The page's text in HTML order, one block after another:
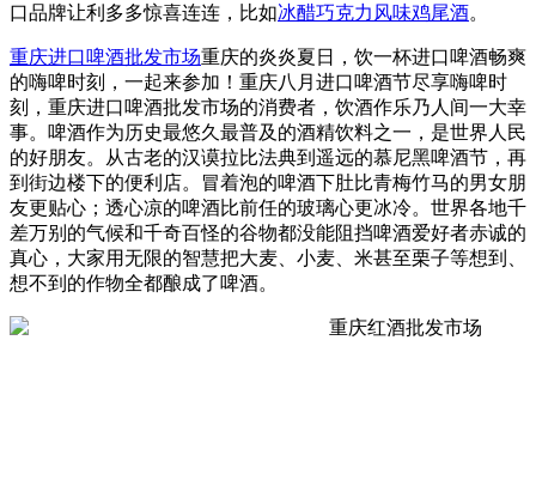
口品牌让利多多惊喜连连，比如冰醋巧克力风味鸡尾酒。
重庆进口啤酒批发市场重庆的炎炎夏日，饮一杯进口啤酒畅爽
的嗨啤时刻，一起来参加！重庆八月进口啤酒节尽享嗨啤时
刻，重庆进口啤酒批发市场的消费者，饮酒作乐乃人间一大幸
事。啤酒作为历史最悠久最普及的酒精饮料之一，是世界人民
的好朋友。从古老的汉谟拉比法典到遥远的慕尼黑啤酒节，再
到街边楼下的便利店。冒着泡的啤酒下肚比青梅竹马的男女朋
友更贴心；透心凉的啤酒比前任的玻璃心更冰冷。世界各地千
差万别的气候和千奇百怪的谷物都没能阻挡啤酒爱好者赤诚的
真心，大家用无限的智慧把大麦、小麦、米甚至栗子等想到、
想不到的作物全都酿成了啤酒。